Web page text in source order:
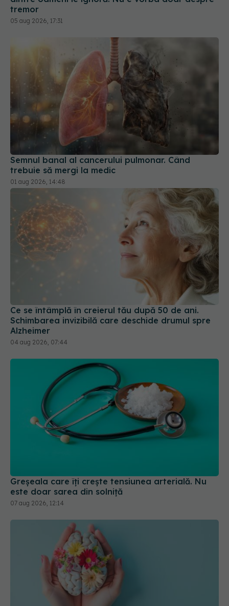
Semnul banal al cancerului pulmonar. Când
trebuie să mergi la medic
01 aug 2026, 14:48
Ce se întâmplă în creierul tău după 50 de ani.
Schimbarea invizibilă care deschide drumul spre
Alzheimer
04 aug 2026, 07:44
07 aug 2026, 12:14